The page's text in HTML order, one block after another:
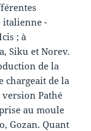
italienne -
; à
Siku et Norev.
de la
chargeait de la
Pathé
au moule
Gozan. Quant